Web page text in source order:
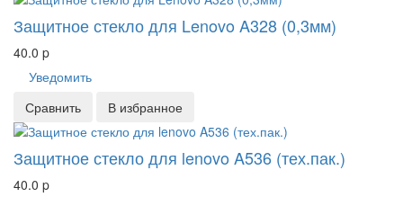
Защитное стекло для Lenovo A328 (0,3мм)
40.0 p
Уведомить
Сравнить
В избранное
Защитное стекло для lenovo A536 (тех.пак.)
40.0 p